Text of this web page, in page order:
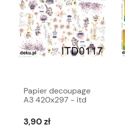
Papier decoupage
A3 420x297 - itd
3,90 zł